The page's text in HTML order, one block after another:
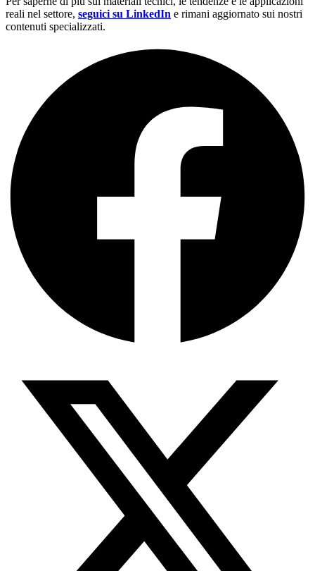
reali nel settore, seguici su LinkedIn e rimani aggiornato sui nostri
contenuti specializzati.